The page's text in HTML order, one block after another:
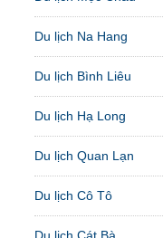
Du lịch Na Hang
Du lịch Bình Liêu
Du lịch Hạ Long
Du lịch Quan Lạn
Du lịch Cô Tô
Du lịch Cát Bà